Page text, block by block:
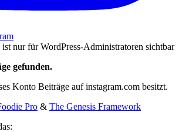
nur für WordPress-Administratoren sichtbar
gefunden.
Konto Beiträge auf instagram.com besitzt.
Pro & The Genesis Framework